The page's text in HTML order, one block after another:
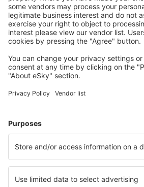
Veneza
Elba Marina di Campo (EBA)
Olbia Costa Esmeralda (OLB)
Palermo Punta Raisi (PMO)
Pantelleria Airport (PNL)
Pisa Galileo Galilei (PSA)
Reggio Calabria Airport (REG)